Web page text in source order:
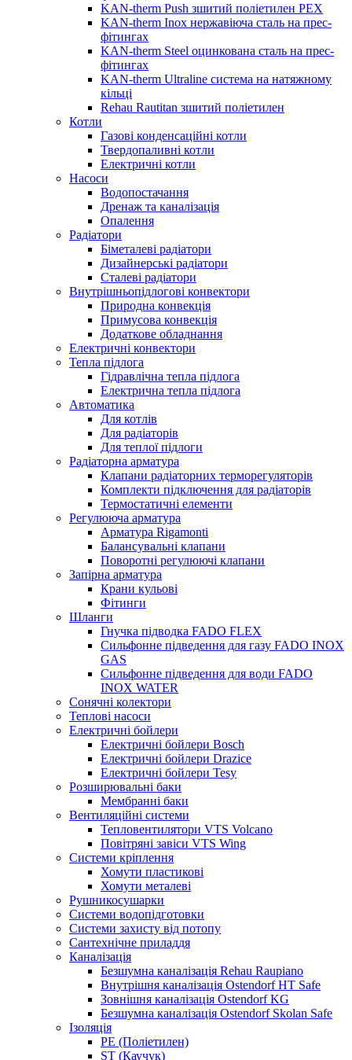
KAN-therm Push зшитий поліетилен PEX
KAN-therm Inox нержавіюча сталь на прес-
фітингах
KAN-therm Steel оцинкована сталь на прес-
фітингах
KAN-therm Ultraline система на натяжному
кільці
Rehau Rautitan зшитий поліетилен
Котли
Газові конденсаційні котли
Твердопаливні котли
Електричні котли
Насоси
Водопостачання
Дренаж та каналізація
Опалення
Радіатори
Біметалеві радіатори
Дизайнерські радіатори
Сталеві радіатори
Внутрішньопідлогові конвектори
Природна конвекція
Примусова конвекція
Додаткове обладнання
Електричні конвектори
Тепла підлога
Гідравлічна тепла підлога
Електрична тепла підлога
Автоматика
Для котлів
Для радіаторів
Для теплої підлоги
Радіаторна арматура
Клапани радіаторних терморегуляторів
Комплекти підключення для радіаторів
Термостатичні елементи
Регулююча арматура
Арматура Rigamonti
Балансувальні клапани
Поворотні регулюючі клапани
Запірна арматура
Крани кульові
Фітинги
Шланги
Гнучка підводка FADO FLEX
Сильфонне підведення для газу FADO INOX
GAS
Сильфонне підведення для води FADO
INOX WATER
Сонячні колектори
Теплові насоси
Електричні бойлери
Електричні бойлери Bosch
Електричні бойлери Drazice
Електричні бойлери Tesy
Розширювальні баки
Мембранні баки
Вентиляційні системи
Тепловентилятори VTS Volcano
Повітряні завіси VTS Wing
Системи кріплення
Хомути пластикові
Хомути металеві
Рушникосушарки
Системи водопідготовки
Системи захисту від потопу
Сантехнічне приладдя
Каналізація
Безшумна каналізація Rehau Raupiano
Внутрішня каналізація Ostendorf HT Safe
Зовнішня каналізація Ostendorf KG
Безшумна каналізація Ostendorf Skolan Safe
Ізоляція
PE (Поліетилен)
ST (Каучук)